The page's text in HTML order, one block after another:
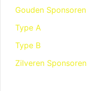
Gouden Sponsoren
Type A
Type B
Zilveren Sponsoren